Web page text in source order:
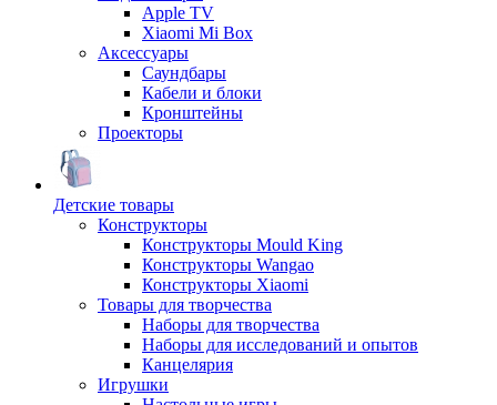
Apple TV
Xiaomi Mi Box
Аксессуары
Саундбары
Кабели и блоки
Кронштейны
Проекторы
Детские товары
Конструкторы
Конструкторы Mould King
Конструкторы Wangao
Конструкторы Xiaomi
Товары для творчества
Наборы для творчества
Наборы для исследований и опытов
Канцелярия
Игрушки